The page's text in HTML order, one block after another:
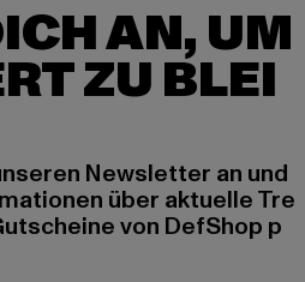
AN, UM
ZU BLEI
Newsletter an und
über aktuelle Tre
von DefShop p